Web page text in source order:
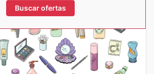
Buscar ofertas